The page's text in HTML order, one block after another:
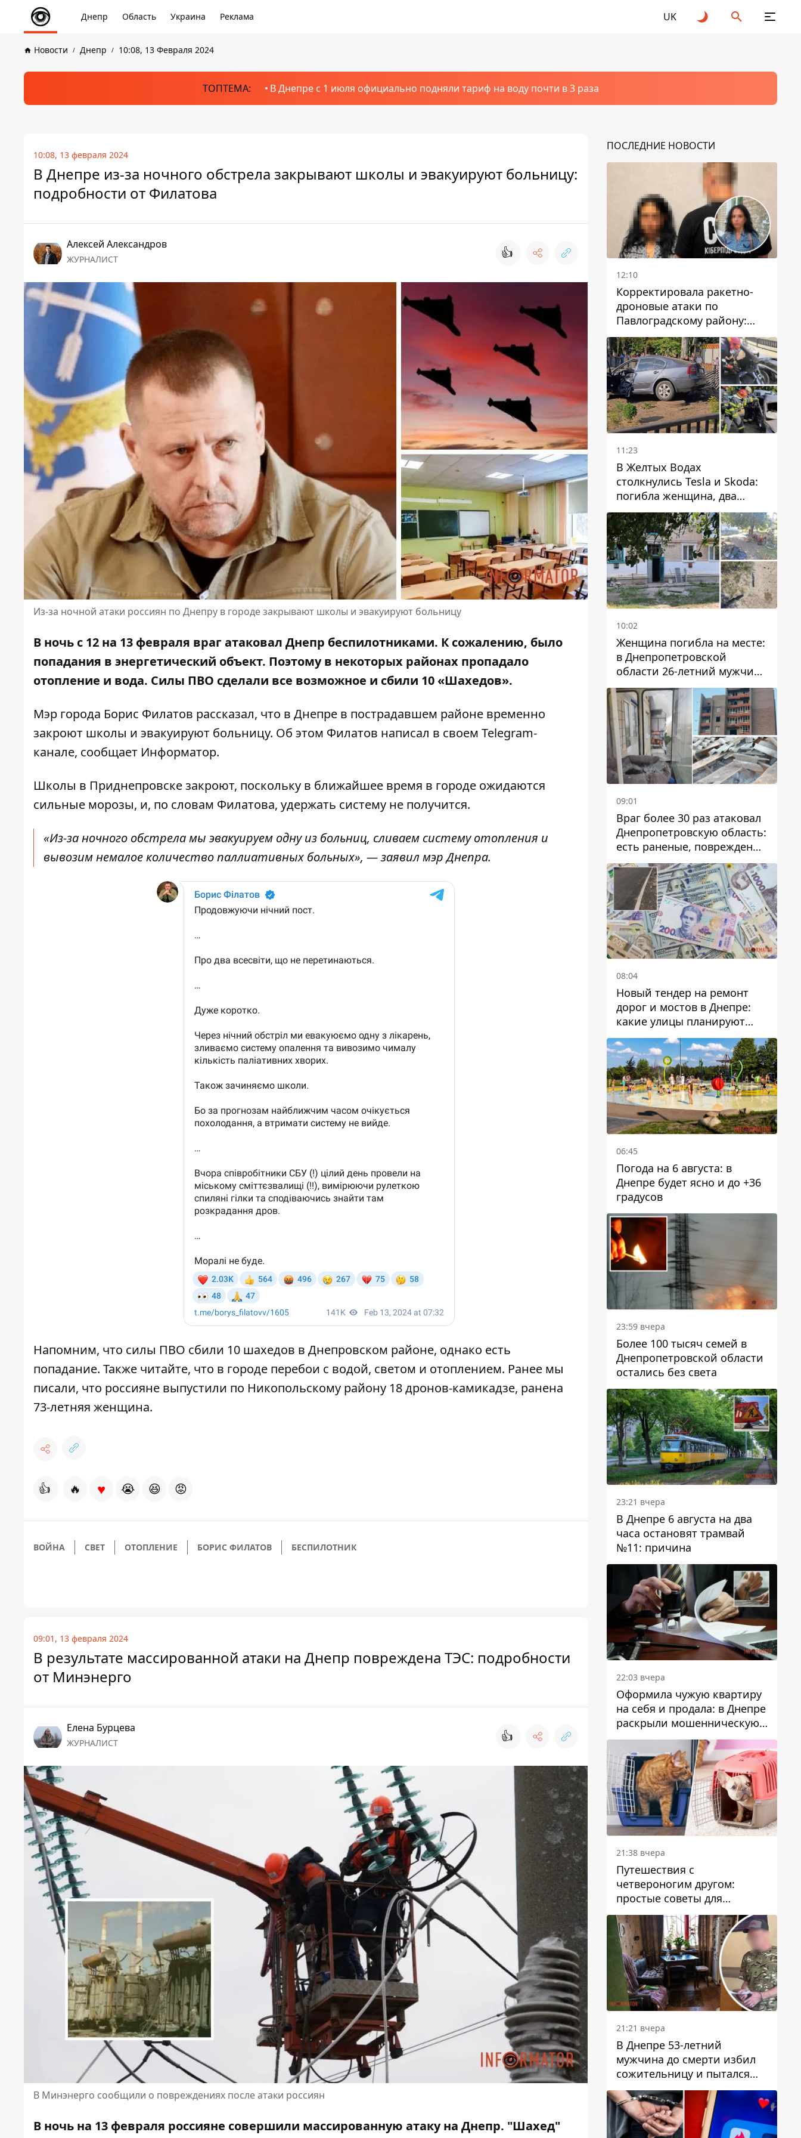
Днепр Область Украина Реклама UK
Новости Днепр 10:08, 13 Февраля 2024
ТОПТЕМА: В Днепре с 1 июля официально подняли тариф на воду почти в 3 раза
10:08, 13 февраля 2024
В Днепре из-за ночного обстрела закрывают школы и эвакуируют больницу:
подробности от Филатова
Алексей Александров
ЖУРНАЛИСТ 👍
Из-за ночной атаки россиян по Днепру в городе закрывают школы и эвакуируют больницу
В ночь с 12 на 13 февраля враг атаковал Днепр беспилотниками. К сожалению, было
попадания в энергетический объект. Поэтому в некоторых районах пропадало
отопление и вода. Силы ПВО сделали все возможное и сбили 10 «Шахедов».
Мэр города Борис Филатов рассказал, что в Днепре в пострадавшем районе временно
закроют школы и эвакуируют больницу. Об этом Филатов написал в своем Telegram-
канале, сообщает Информатор.
Школы в Приднепровске закроют, поскольку в ближайшее время в городе ожидаются
сильные морозы, и, по словам Филатова, удержать систему не получится.
«Из-за ночного обстрела мы эвакуируем одну из больниц, сливаем систему отопления и
вывозим немалое количество паллиативных больных», — заявил мэр Днепра.
Напомним, что силы ПВО сбили 10 шахедов в Днепровском районе, однако есть
попадание. Также читайте, что в городе перебои с водой, светом и отоплением. Ранее мы
писали, что россияне выпустили по Никопольскому району 18 дронов-камикадзе, ранена
73-летняя женщина.
👍 🔥 ♥ 😭 😆 😡
ВОЙНА СВЕТ ОТОПЛЕНИЕ БОРИС ФИЛАТОВ БЕСПИЛОТНИК
09:01, 13 февраля 2024
В результате массированной атаки на Днепр повреждена ТЭС: подробности
от Минэнерго
Елена Бурцева
ЖУРНАЛИСТ 👍
В Минэнерго сообщили о повреждениях после атаки россиян
В ночь на 13 февраля россияне совершили массированную атаку на Днепр. "Шахед"
ПОСЛЕДНИЕ НОВОСТИ
12:10
Корректировала ракетно-
дроновые атаки по
Павлоградскому району:
задержали вражескую
агентку
11:23
В Желтых Водах
столкнулись Tesla и Skoda:
погибла женщина, два
человека пострадали
10:02
Женщина погибла на месте:
в Днепропетровской
области 26-летний мужчина
избил трех человек
металлическим предметом
09:01
Враг более 30 раз атаковал
Днепропетровскую область:
есть раненые, повреждены
лицей, дома и предприятия
08:04
Новый тендер на ремонт
дорог и мостов в Днепре:
какие улицы планируют
обновить и сколько
десятков миллионов гривен
на это хотят потратить
06:45
Погода на 6 августа: в
Днепре будет ясно и до +36
градусов
23:59 вчера
Более 100 тысяч семей в
Днепропетровской области
остались без света
23:21 вчера
В Днепре 6 августа на два
часа остановят трамвай
№11: причина
22:03 вчера
Оформила чужую квартиру
на себя и продала: в Днепре
раскрыли мошенническую
схему с недвижимостью
21:38 вчера
Путешествия с
четвероногим другом:
простые советы для
поездок с животными
21:21 вчера
В Днепре 53-летний
мужчина до смерти избил
сожительницу и пытался
скрыть преступление:
детали